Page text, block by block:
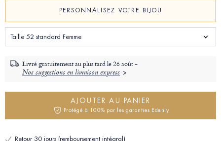
PERSONNALISEZ VOTRE BIJOU
Taille 52 standard Femme
Livré gratuitement au plus tard le26 août -
Nos suggestions en livraison express
AJOUTER AU PANIER
Protégé à 100% par les garanties Edenly
Retour 30 jours (remboursement intégral)